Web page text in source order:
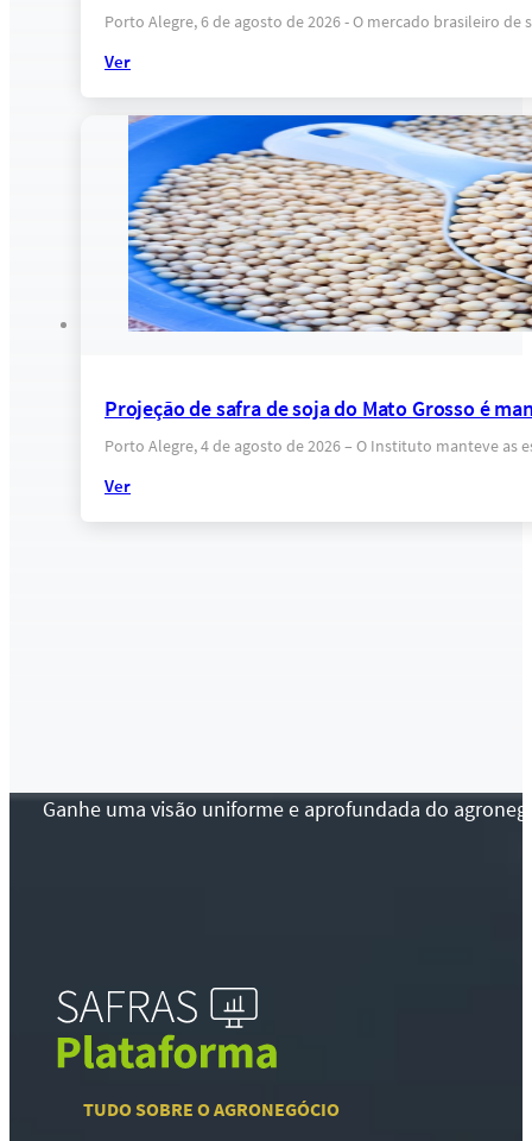
Porto Alegre, 6 de agosto de 2026 - O mercado brasileiro
Ver
Projeção de safra de soja do Mato Grosso é
Porto Alegre, 4 de agosto de 2026 – O Instituto manteve as
Ver
Ganhe uma visão uniforme e aprofundada do
TUDO SOBRE O AGRONEGÓCIO